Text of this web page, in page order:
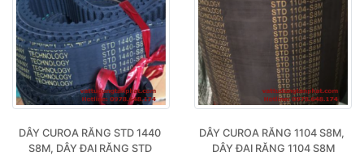
DÂY CUROA RĂNG STD 1440
S8M, DÂY ĐAI RĂNG STD
DÂY CUROA RĂNG 1104 S8M,
DÂY ĐAI RĂNG 1104 S8M